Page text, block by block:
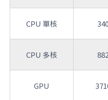
CPU 單核
CPU 多核
GPU